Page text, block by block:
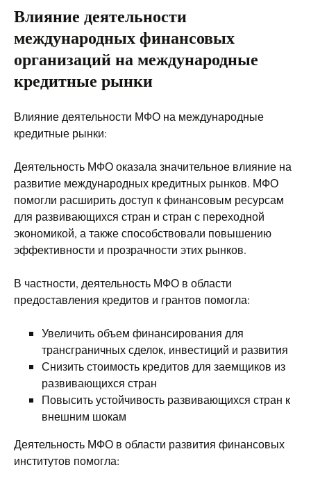
Влияние деятельности
международных финансовых
организаций на международные
кредитные рынки
Влияние деятельности МФО на международные
кредитные рынки:
Деятельность МФО оказала значительное влияние на
развитие международных кредитных рынков. МФО
помогли расширить доступ к финансовым ресурсам
для развивающихся стран и стран с переходной
экономикой, а также способствовали повышению
эффективности и прозрачности этих рынков.
В частности, деятельность МФО в области
предоставления кредитов и грантов помогла:
Увеличить объем финансирования для
трансграничных сделок, инвестиций и развития
Снизить стоимость кредитов для заемщиков из
развивающихся стран
Повысить устойчивость развивающихся стран к
внешним шокам
Деятельность МФО в области развития финансовых
институтов помогла: